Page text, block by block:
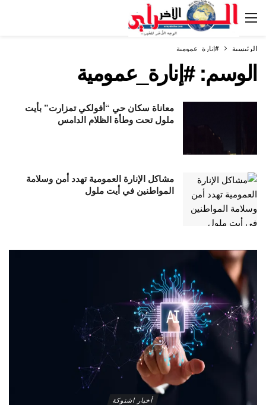
الرئيسية #إنارة_عمومية
الوسم:#إنارة_عمومية
معاناة سكان حي “أفولكي تمزارت” بأيت
ملول تحت وطأة الظلام الدامس
مشاكل الإنارة العمومية تهدد أمن وسلامة
المواطنين في أيت ملول
أخبار اشتوكة